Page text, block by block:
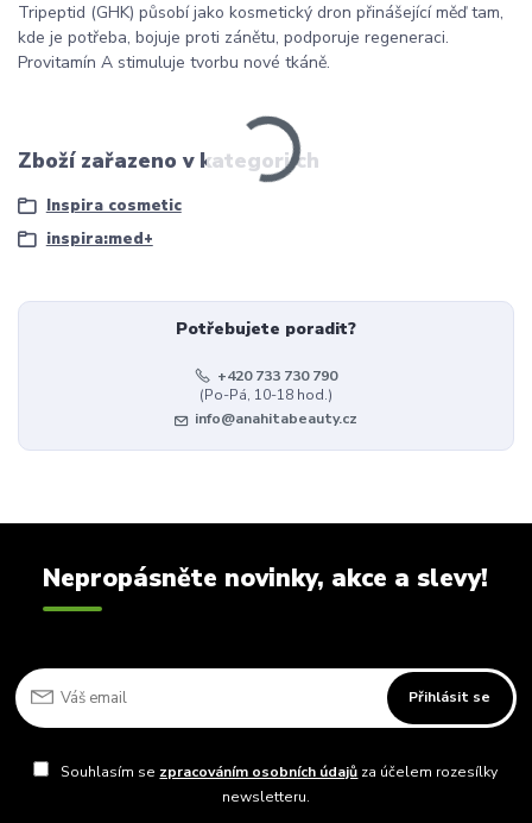
Tripeptid (GHK) působí jako kosmetický dron přinášející měď tam,
kde je potřeba, bojuje proti zánětu, podporuje regeneraci.
Provitamín A stimuluje tvorbu nové tkáně.
Zboží zařazeno v kategoriích
Inspira cosmetic
inspira:med+
Potřebujete poradit?
+420 733 730 790
(Po-Pá, 10-18 hod.)
info@anahitabeauty.cz
Nepropásněte novinky, akce a slevy!
Přihlásit se
Souhlasím se zpracováním osobních údajů za účelem rozesílky
newsletteru.